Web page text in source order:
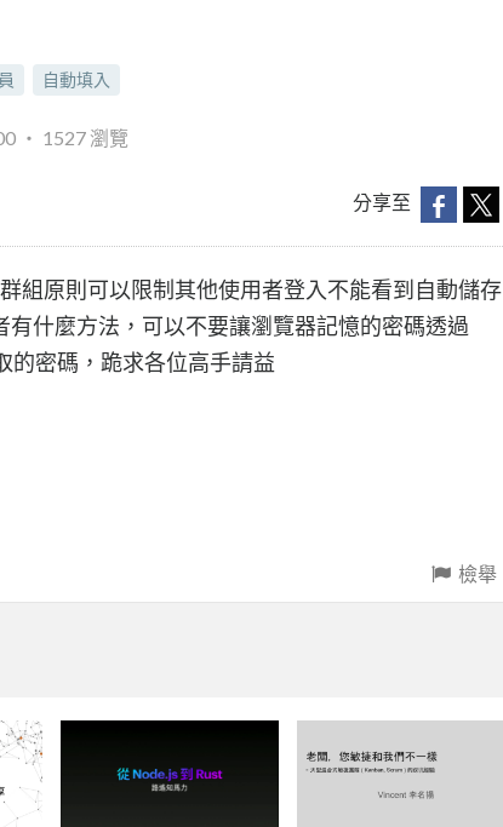
自動填入
‧ 1527 瀏覽
分享至
組原則可以限制其他使用者登入不能看到自動儲存
什麼方法，可以不要讓瀏覽器記憶的密碼透過
的密碼，跪求各位高手請益
檢舉